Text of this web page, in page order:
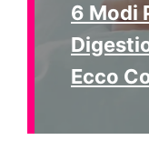
6 Modi
Ecco